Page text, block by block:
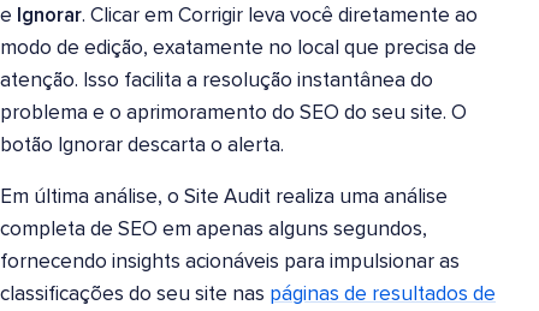
e Ignorar. Clicar em Corrigir leva você diretamente ao
modo de edição, exatamente no local que precisa de
atenção. Isso facilita a resolução instantânea do
problema e o aprimoramento do SEO do seu site. O
botão Ignorar descarta o alerta.
Em última análise, o Site Audit realiza uma análise
completa de SEO em apenas alguns segundos,
fornecendo insights acionáveis para impulsionar as
classificações do seu site nas páginas de resultados de